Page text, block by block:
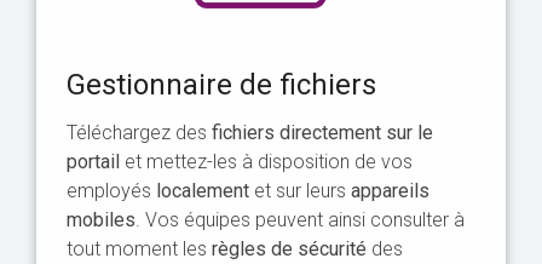
Gestionnaire de fichiers
Téléchargez des fichiers directement sur le
portail et mettez-les à disposition de vos
employés localement et sur leurs appareils
mobiles . Vos équipes peuvent ainsi consulter à
tout moment les règles de sécurité des